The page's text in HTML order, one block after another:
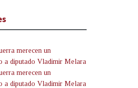
merecen un
a diputado Vladimir Melara
merecen un
a diputado Vladimir Melara